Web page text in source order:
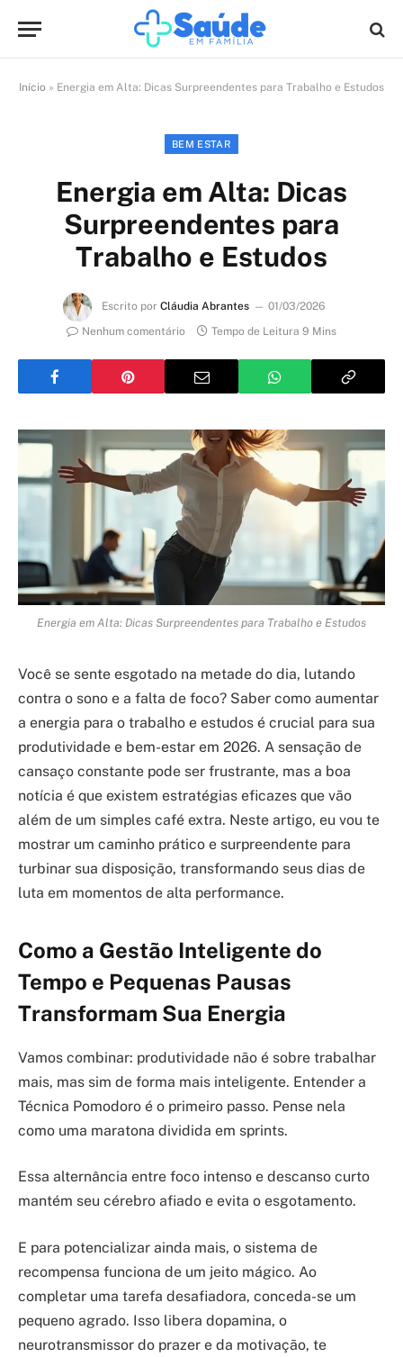
Início » Energia em Alta: Dicas Surpreendentes para Trabalho e Estudos
BEM ESTAR
Energia em Alta: Dicas
Surpreendentes para
Trabalho e Estudos
Escrito por Cláudia Abrantes
01/03/2026
Nenhum comentário
Tempo de Leitura 9 Mins
Energia em Alta: Dicas Surpreendentes para Trabalho e Estudos
Você se sente esgotado na metade do dia, lutando
contra o sono e a falta de foco? Saber como aumentar
a energia para o trabalho e estudos é crucial para sua
produtividade e bem-estar em 2026. A sensação de
cansaço constante pode ser frustrante, mas a boa
notícia é que existem estratégias eficazes que vão
além de um simples café extra. Neste artigo, eu vou te
mostrar um caminho prático e surpreendente para
turbinar sua disposição, transformando seus dias de
luta em momentos de alta performance.
Como a Gestão Inteligente do
Tempo e Pequenas Pausas
Transformam Sua Energia
Vamos combinar: produtividade não é sobre trabalhar
mais, mas sim de forma mais inteligente. Entender a
Técnica Pomodoro é o primeiro passo. Pense nela
como uma maratona dividida em sprints.
Essa alternância entre foco intenso e descanso curto
mantém seu cérebro afiado e evita o esgotamento.
E para potencializar ainda mais, o sistema de
recompensa funciona de um jeito mágico. Ao
completar uma tarefa desafiadora, conceda-se um
pequeno agrado. Isso libera dopamina, o
neurotransmissor do prazer e da motivação, te